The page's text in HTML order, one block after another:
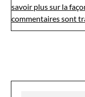
savoir plus sur la
commentaires sont